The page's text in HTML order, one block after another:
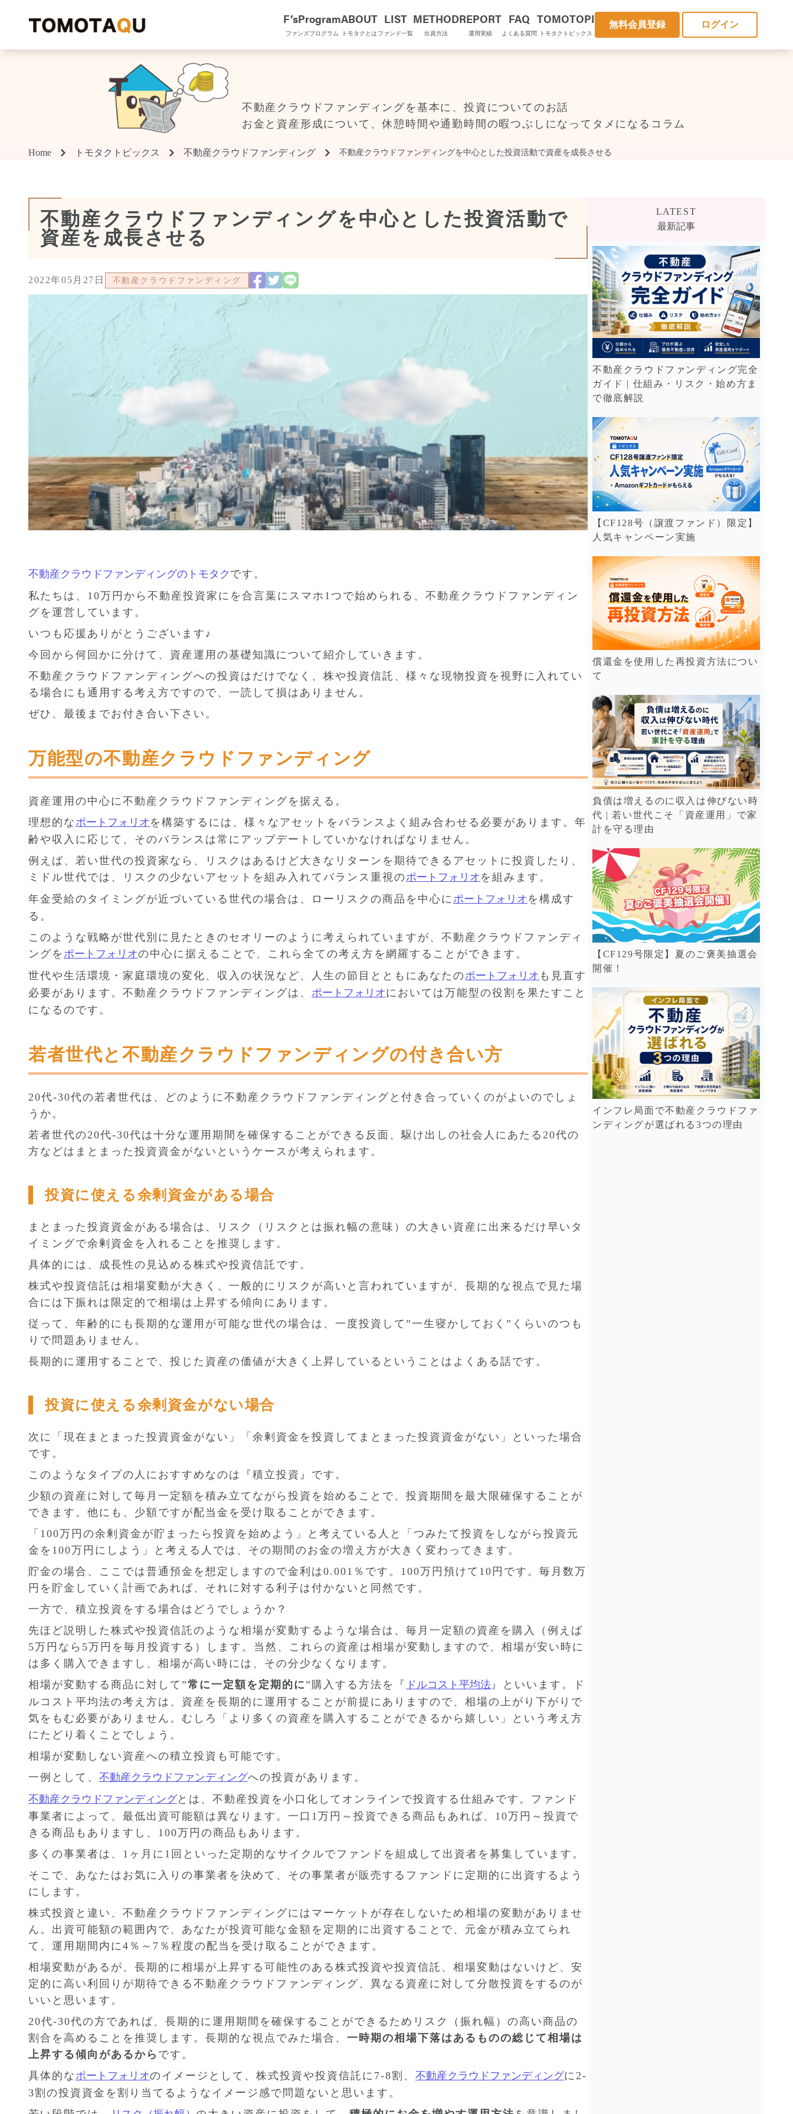
F’sProgram
ファンズプログラム
ABOUT
トモタクとは
LIST
ファンド一覧
METHOD
出資方法
REPORT
運用実績
FAQ
よくある質問
TOMOTOPI
トモタクトピックス
無料会員登録 ログイン
不動産クラウドファンディングを基本に、投資についてのお話
お金と資産形成について、休憩時間や通勤時間の暇つぶしになってタメになるコラム
Home トモタクトピックス 不動産クラウドファンディング 不動産クラウドファンディングを中心とした投資活動で資産を成長させる
不動産クラウドファンディングを中心とした投資活動で
資産を成長させる
2022年05月27日 不動産クラウドファンディング
不動産クラウドファンディングのトモタク です。
私たちは、10万円から不動産投資家にを合言葉にスマホ1つで始められる、不動産クラウドファンディン
グを運営しています。
いつも応援ありがとうございます♪
今回から何回かに分けて、資産運用の基礎知識について紹介していきます。
不動産クラウドファンディングへの投資はだけでなく、株や投資信託、様々な現物投資を視野に入れてい
る場合にも通用する考え方ですので、一読して損はありません。
ぜひ、最後までお付き合い下さい。
万能型の不動産クラウドファンディング
資産運用の中心に不動産クラウドファンディングを据える。
理想的な ポートフォリオ を構築するには、様々なアセットをバランスよく組み合わせる必要があります。年
齢や収入に応じて、そのバランスは常にアップデートしていかなければなりません。
例えば、若い世代の投資家なら、リスクはあるけど大きなリターンを期待できるアセットに投資したり、
ミドル世代では、リスクの少ないアセットを組み入れてバランス重視のポートフォリオ を組みます。
年金受給のタイミングが近づいている世代の場合は、ローリスクの商品を中心に ポートフォリオ を構成す
る。
このような戦略が世代別に見たときのセオリーのように考えられていますが、不動産クラウドファンディ
ングを ポートフォリオの中心に据えることで、これら全ての考え方を網羅することができます。
世代や生活環境・家庭環境の変化、収入の状況など、人生の節目とともにあなたのポートフォリオ も見直す
必要があります。不動産クラウドファンディングは、 ポートフォリオにおいては万能型の役割を果たすこと
になるのです。
若者世代と不動産クラウドファンディングの付き合い方
20代-30代の若者世代は、どのように不動産クラウドファンディングと付き合っていくのがよいのでしょ
うか。
若者世代の20代-30代は十分な運用期間を確保することができる反面、駆け出しの社会人にあたる20代の
方などはまとまった投資資金がないというケースが考えられます。
投資に使える余剰資金がある場合
まとまった投資資金がある場合は、リスク（リスクとは振れ幅の意味）の大きい資産に出来るだけ早いタ
イミングで余剰資金を入れることを推奨します。
具体的には、成長性の見込める株式や投資信託です。
株式や投資信託は相場変動が大きく、一般的にリスクが高いと言われていますが、長期的な視点で見た場
合には下振れは限定的で相場は上昇する傾向にあります。
従って、年齢的にも長期的な運用が可能な世代の場合は、一度投資して”一生寝かしておく”くらいのつも
りで問題ありません。
長期的に運用することで、投じた資産の価値が大きく上昇しているということはよくある話です。
投資に使える余剰資金がない場合
次に「現在まとまった投資資金がない」「余剰資金を投資してまとまった投資資金がない」といった場合
です。
このようなタイプの人におすすめなのは『積立投資』です。
少額の資産に対して毎月一定額を積み立てながら投資を始めることで、投資期間を最大限確保することが
できます。他にも、少額ですが配当金を受け取ることができます。
「100万円の余剰資金が貯まったら投資を始めよう」と考えている人と「つみたて投資をしながら投資元
金を100万円にしよう」と考える人では、その期間のお金の増え方が大きく変わってきます。
貯金の場合、ここでは普通預金を想定しますので金利は0.001％です。100万円預けて10円です。毎月数万
円を貯金していく計画であれば、それに対する利子は付かないと同然です。
一方で、積立投資をする場合はどうでしょうか？
先ほど説明した株式や投資信託のような相場が変動するような場合は、毎月一定額の資産を購入（例えば
5万円なら5万円を毎月投資する）します。当然、これらの資産は相場が変動しますので、相場が安い時に
は多く購入できますし、相場が高い時には、その分少なくなります。
相場が変動する商品に対して”常に一定額を定期的に”購入する方法を『 ドルコスト平均法』といいます。ド
ルコスト平均法の考え方は、資産を長期的に運用することが前提にありますので、相場の上がり下がりで
気をもむ必要がありません。むしろ「より多くの資産を購入することができるから嬉しい」という考え方
にたどり着くことでしょう。
相場が変動しない資産への積立投資も可能です。
一例として、 不動産クラウドファンディングへの投資があります。
不動産クラウドファンディングとは、不動産投資を小口化してオンラインで投資する仕組みです。ファンド
事業者によって、最低出資可能額は異なります。一口1万円～投資できる商品もあれば、10万円～投資で
きる商品もありますし、100万円の商品もあります。
多くの事業者は、1ヶ月に1回といった定期的なサイクルでファンドを組成して出資者を募集しています。
そこで、あなたはお気に入りの事業者を決めて、その事業者が販売するファンドに定期的に出資するよう
にします。
株式投資と違い、不動産クラウドファンディングにはマーケットが存在しないため相場の変動がありませ
ん。出資可能額の範囲内で、あなたが投資可能な金額を定期的に出資することで、元金が積み立てられ
て、運用期間内に4％～7％程度の配当を受け取ることができます。
相場変動があるが、長期的に相場が上昇する可能性のある株式投資や投資信託、相場変動はないけど、安
定的に高い利回りが期待できる不動産クラウドファンディング、異なる資産に対して分散投資をするのが
いいと思います。
20代-30代の方であれば、長期的に運用期間を確保することができるためリスク（振れ幅）の高い商品の
割合を高めることを推奨します。長期的な視点でみた場合、 一時期の相場下落はあるものの総じて相場は
上昇する傾向があるから です。
具体的な ポートフォリオのイメージとして、株式投資や投資信託に7-8割、 不動産クラウドファンディングに2-
3割の投資資金を割り当てるようなイメージ感で問題ないと思います。
LATEST
最新記事
不動産クラウドファンディング完全
ガイド | 仕組み・リスク・始め方ま
で徹底解説
【CF128号（譲渡ファンド）限定】
人気キャンペーン実施
償還金を使用した再投資方法につい
て
負債は増えるのに収入は伸びない時
代 | 若い世代こそ「資産運用」で家
計を守る理由
【CF129号限定】夏のご褒美抽選会
開催！
インフレ局面で不動産クラウドファ
ンディングが選ばれる3つの理由